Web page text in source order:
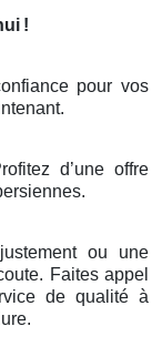
!
pour vos
d’une offre
ou une
Faites appel
de qualité à